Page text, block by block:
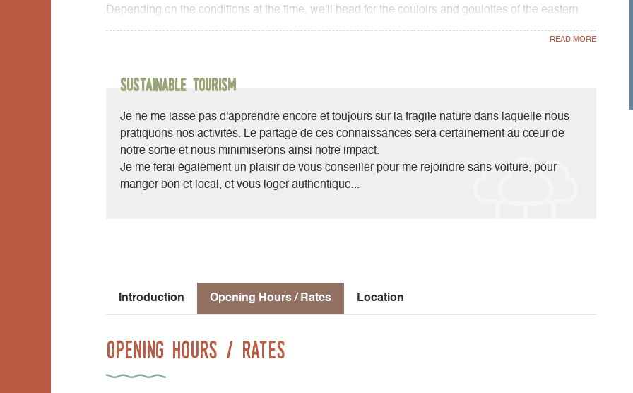
Depending on the conditions at the time, we'll head for the couloirs and goulottes of the eastern
Sustainable Tourism
Je ne me lasse pas d'apprendre encore et toujours sur la fragile nature dans laquelle nous
pratiquons nos activités. Le partage de ces connaissances sera certainement au cœur de
notre sortie et nous minimiserons ainsi notre impact.
Je me ferai également un plaisir de vous conseiller pour me rejoindre sans voiture, pour
manger bon et local, et vous loger authentique...
Introduction Opening Hours / Rates Location
Opening Hours / Rates